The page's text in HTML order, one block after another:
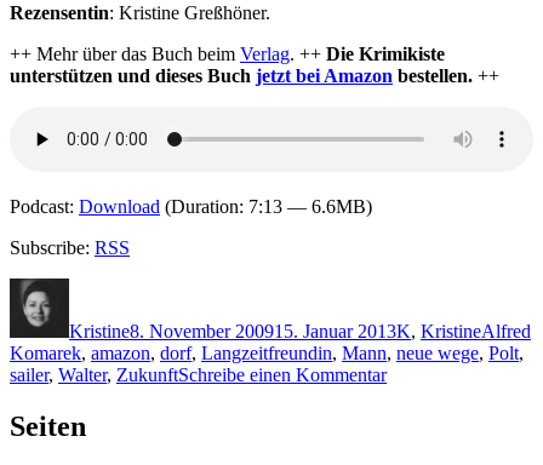
Rezensentin: Kristine Greßhöner.
++ Mehr über das Buch beim Verlag. ++ Die Krimikiste
unterstützen und dieses Buch jetzt bei Amazon bestellen. ++
Podcast: Download (Duration: 7:13 — 6.6MB)
Subscribe: RSS
Kristine8. November 200915. Januar 2013K, KristineAlfred
Komarek, amazon, dorf, Langzeitfreundin, Mann, neue wege, Polt,
sailer, Walter, ZukunftSchreibe einen Kommentarzu
Seiten